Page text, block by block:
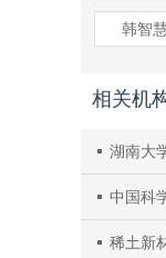
韩智慧
相关机
湖南大学
中国科学院上海光
稀土新材料技术创新